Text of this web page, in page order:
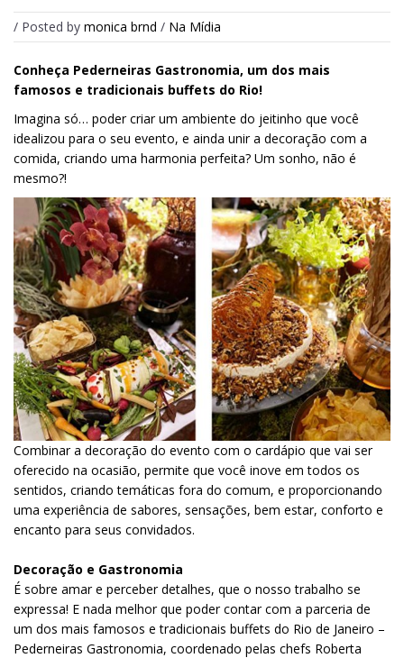
/ Posted by monica brnd / Na Mídia
Conheça Pederneiras Gastronomia, um dos mais
famosos e tradicionais buffets do Rio!
Imagina só… poder criar um ambiente do jeitinho que você
idealizou para o seu evento, e ainda unir a decoração com a
comida, criando uma harmonia perfeita? Um sonho, não é
mesmo?!
Combinar a decoração do evento com o cardápio que vai ser
oferecido na ocasião, permite que você inove em todos os
sentidos, criando temáticas fora do comum, e proporcionando
uma experiência de sabores, sensações, bem estar, conforto e
encanto para seus convidados.
Decoração e Gastronomia
É sobre amar e perceber detalhes, que o nosso trabalho se
expressa! E nada melhor que poder contar com a parceria de
um dos mais famosos e tradicionais buffets do Rio de Janeiro –
Pederneiras Gastronomia, coordenado pelas chefs Roberta